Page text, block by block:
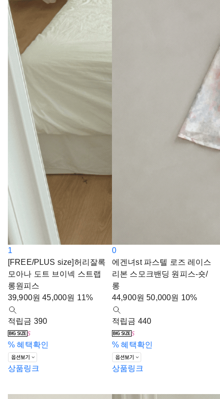
1
[FREE/PLUS size]허리잘록
모아나 도트 브이넥 스트랩
롱원피스
39,900원 45,000원 11%
적립금 390
% 혜택확인
상품링크
0
에겐녀st 파스텔 로즈 레이스
리본 스모크밴딩 원피스-숏/
롱
44,900원 50,000원 10%
적립금 440
% 혜택확인
상품링크